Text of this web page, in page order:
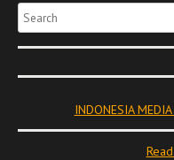
Search
INDONESIA